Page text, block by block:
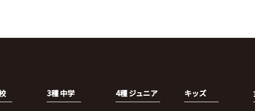
3種 中学 4種 ジュニア キッズ